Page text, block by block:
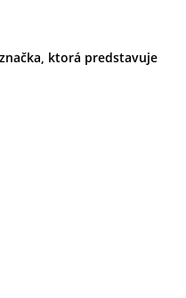
ktorá predstavuje